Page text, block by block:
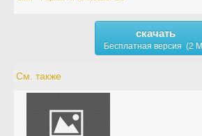
скачать
Бесплатная версия (2
См. также